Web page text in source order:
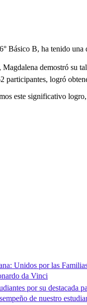
Básico B, ha tenido
demostró su
participantes, logró
este significativo
Unidos por las
da Vinci
por su destacada
de nuestro